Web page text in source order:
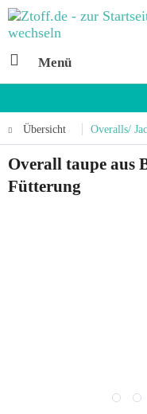
Menü
Übersicht Overalls/
Overall taupe aus
Fütterung